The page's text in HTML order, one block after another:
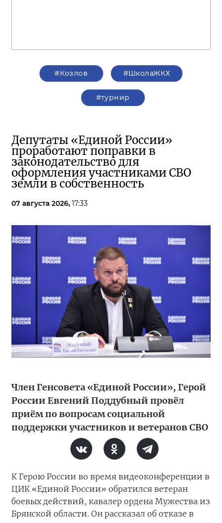
#Козлов #ШколаЖКХ
#турнир
Депутаты «Единой России»
проработают поправки в
законодательство для
оформления участниками СВО
земли в собственность
07 августа 2026, 17:33
Член Генсовета «Единой России», Герой
России Евгений Поддубный провёл
приём по вопросам социальной
поддержки участников и ветеранов СВО
К Герою России во время видеоконференции в
ЦИК «Единой России» обратился ветеран
боевых действий, кавалер ордена Мужества из
Брянской области. Он рассказал об отказе в